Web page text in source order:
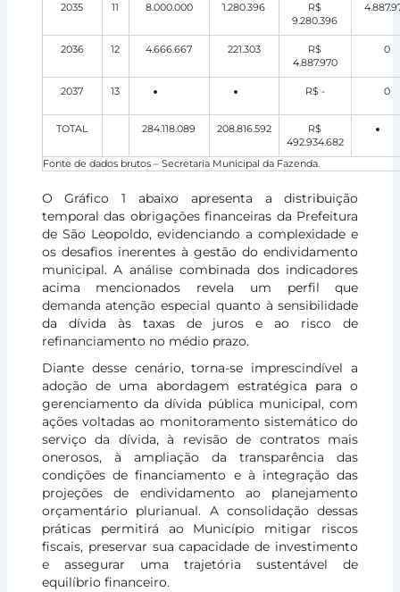
2035 11 8.000.000 1.280.396
R$
9.280.396
2036 12 4.666.667 221.303
R$
4.887.970
0
2037 13 R$ - 0
TOTAL 284.118.089 208.816.592
R$
492.934.682
Fonte de dados brutos – Secretaria Municipal da Fazenda.
O Gráfico 1 abaixo apresenta a distribuição
temporal das obrigações financeiras da Prefeitura
de São Leopoldo, evidenciando a complexidade e
os desafios inerentes à gestão do endividamento
municipal. A análise combinada dos indicadores
acima mencionados revela um perfil que
demanda atenção especial quanto à sensibilidade
da dívida às taxas de juros e ao risco de
refinanciamento no médio prazo.
Diante desse cenário, torna-se imprescindível a
adoção de uma abordagem estratégica para o
gerenciamento da dívida pública municipal, com
ações voltadas ao monitoramento sistemático do
serviço da dívida, à revisão de contratos mais
onerosos, à ampliação da transparência das
condições de financiamento e à integração das
projeções de endividamento ao planejamento
orçamentário plurianual. A consolidação dessas
práticas permitirá ao Município mitigar riscos
fiscais, preservar sua capacidade de investimento
e assegurar uma trajetória sustentável de
equilíbrio financeiro.